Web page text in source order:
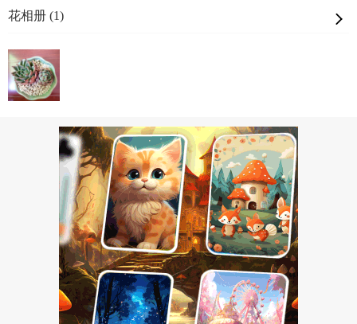
花相册 (1)